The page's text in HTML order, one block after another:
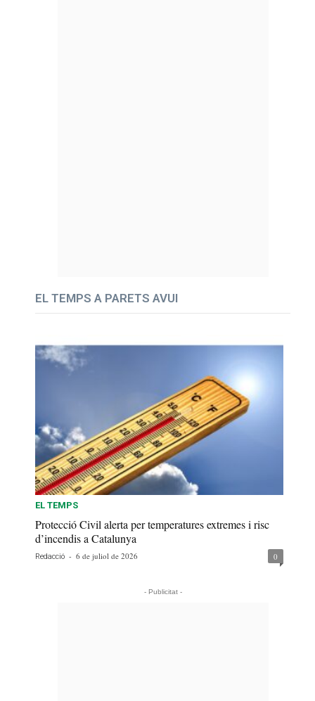
EL TEMPS A PARETS AVUI
EL TEMPS
Protecció Civil alerta per temperatures extremes i risc
d’incendis a Catalunya
Redacció - 6 de juliol de 2026 0
- Publicitat -